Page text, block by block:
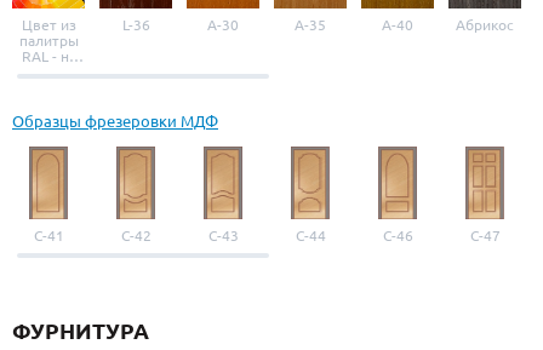
Цвет из
палитры
RAL - на
выбор
L-36 A-30 A-35 A-40 Абрикос
Образцы фрезеровки МДФ
С-41 С-42 С-43 С-44 С-46 С-47
ФУРНИТУРА